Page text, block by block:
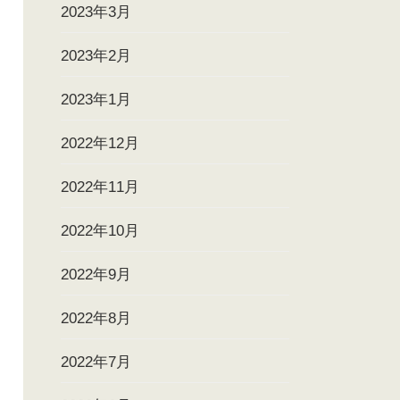
2023年3月
2023年2月
2023年1月
2022年12月
2022年11月
2022年10月
2022年9月
2022年8月
2022年7月